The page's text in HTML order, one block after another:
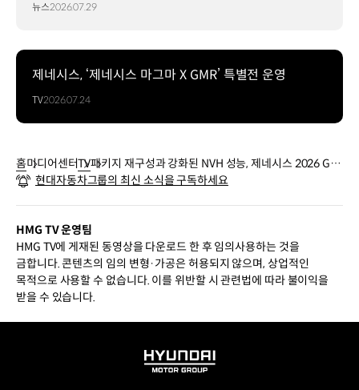
뉴스2026.07.29
제네시스, ‘제네시스 마그마 X GMR’ 특별전 운영
TV2026.07.24
홈미디어센터TV패키지 재구성과 강화된 NVH 성능, 제네시스 2026 GV7
0 출시 | 제네시스
현대자동차그룹의 최신 소식을 구독하세요
HMG TV 운영팀
HMG TV에 게재된 동영상을 다운로드 한 후 임의사용하는 것을
금합니다. 콘텐츠의 임의 변형·가공은 허용되지 않으며, 상업적인
목적으로 사용할 수 없습니다. 이를 위반할 시 관련법에 따라 불이익을
받을 수 있습니다.
HYUNDAI